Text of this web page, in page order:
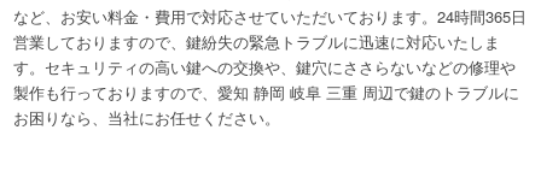
など、お安い料金・費用で対応させていただいております。24時間365日
営業しておりますので、鍵紛失の緊急トラブルに迅速に対応いたしま
す。セキュリティの高い鍵への交換や、鍵穴にささらないなどの修理や
製作も行っておりますので、愛知 静岡 岐阜 三重 周辺で鍵のトラブルに
お困りなら、当社にお任せください。